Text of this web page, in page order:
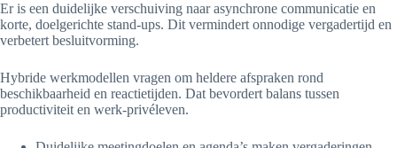
Er is een duidelijke verschuiving naar asynchrone communicatie en
korte, doelgerichte stand-ups. Dit vermindert onnodige vergadertijd en
verbetert besluitvorming.
Hybride werkmodellen vragen om heldere afspraken rond
beschikbaarheid en reactietijden. Dat bevordert balans tussen
productiviteit en werk-privéleven.